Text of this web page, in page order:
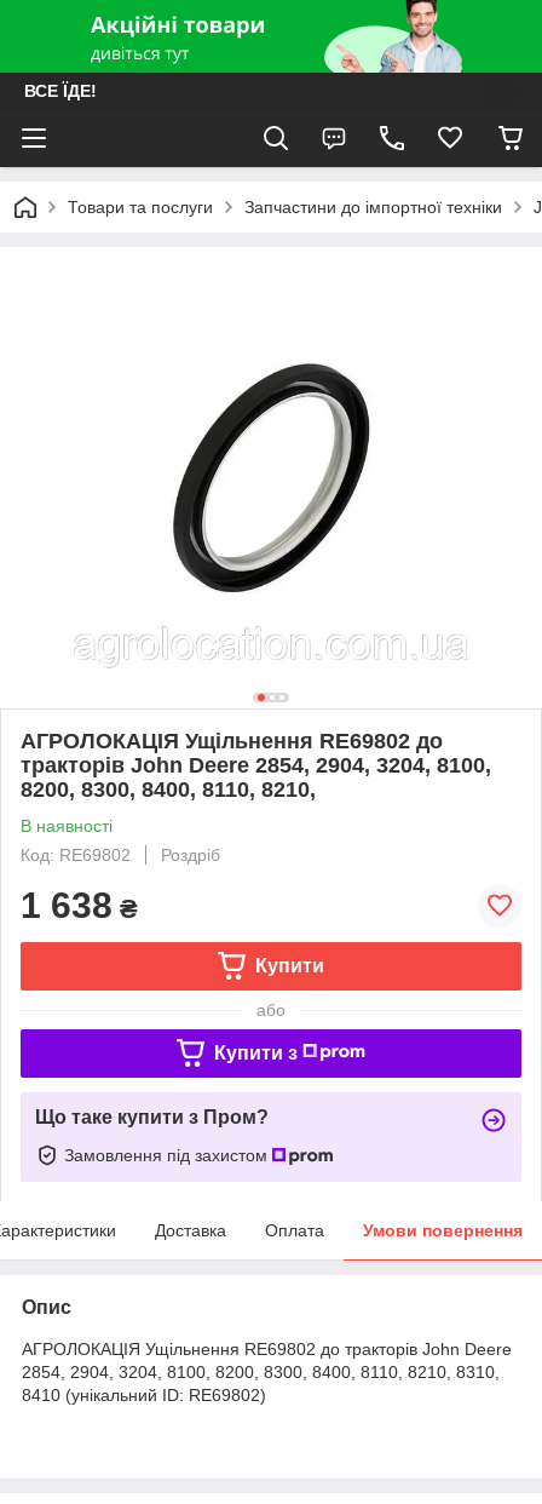
ВСЕ ЇДЕ!
Товари та послуги Запчастини до імпортної техніки
АГРОЛОКАЦІЯ Ущiльнення RE69802 до
тракторів John Deere 2854, 2904, 3204, 8100,
8200, 8300, 8400, 8110, 8210,
В наявності
Код: RE69802
Роздріб
1 638 ₴
Купити
або
Купити з
Що таке купити з Пром?
Замовлення під захистом
Доставка Оплата Умови повернення
Опис
АГРОЛОКАЦІЯ Ущiльнення RE69802 до тракторів John Deere
2854, 2904, 3204, 8100, 8200, 8300, 8400, 8110, 8210, 8310,
8410 (унікальний ID: RE69802)